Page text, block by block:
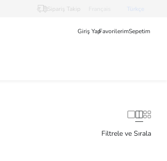
Sipariş Takip Türkçe
Giriş YapFavorilerimSepetim
Filtrele ve Sırala